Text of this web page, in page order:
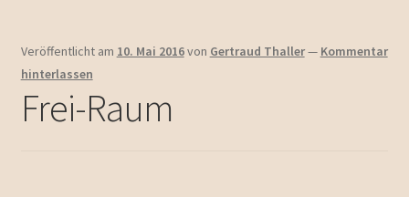
Geburtstag
Saison
Veröffentlicht am 10. Mai 2016von Gertraud Thaller— Kommentar
hinterlassen
Frei-Raum